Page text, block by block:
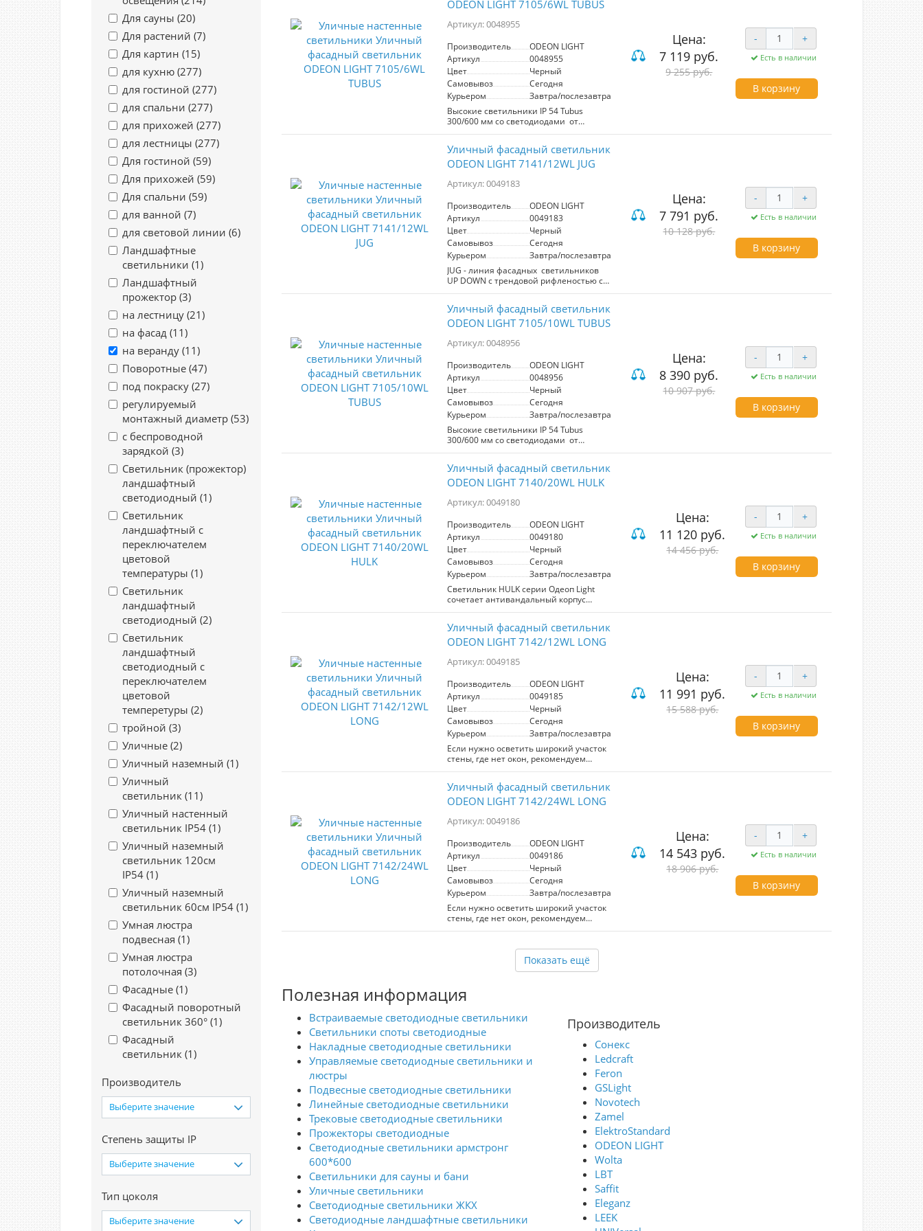
Для сауны (20)
Для растений (7)
Для картин (15)
для кухню (277)
для гостиной (277)
для спальни (277)
для прихожей (277)
для лестницы (277)
Для гостиной (59)
Для прихожей (59)
Для спальни (59)
для ванной (7)
для световой линии (6)
Ландшафтные
светильники (1)
Ландшафтный
прожектор (3)
на лестницу (21)
на фасад (11)
на веранду (11)
Поворотные (47)
под покраску (27)
регулируемый
монтажный диаметр (53)
с беспроводной
зарядкой (3)
Светильник (прожектор)
ландшафтный
светодиодный (1)
Светильник
ландшафтный с
переключателем
цветовой
температуры (1)
Светильник
ландшафтный
светодиодный (2)
Светильник
ландшафтный
светодиодный с
переключателем
цветовой
темперетуры (2)
тройной (3)
Уличные (2)
Уличный наземный (1)
Уличный
светильник (11)
Уличный настенный
светильник IP54 (1)
Уличный наземный
светильник 120см
IP54 (1)
Уличный наземный
светильник 60см IP54 (1)
Умная люстра
подвесная (1)
Умная люстра
потолочная (3)
Фасадные (1)
Фасадный поворотный
светильник 360° (1)
Фасадный
светильник (1)
Производитель
Выберите значение
Степень защиты IP
Выберите значение
Тип цоколя
Выберите значение
устойчивость к внешним
воздействиям. Степень защиты IP65
обеспечивает надежную защиту от
идеальным для использования в
любых погодных условиях.
Ландшафтный светильник FOCUS
станет прекрасным дополнением к
вашему саду, подчеркивая его красоту
и создавая неповторимую атмосферу.
веткой в японском стиле. Если ниша не
крышкой, идущей в комплекте, во
ODEON LIGHT 7105/6WL TUBUS
Артикул: 0048955
Производитель
ODEON LIGHT
Артикул
0048955
Цвет
Черный
Самовывоз
Сегодня
Курьером
Завтра/послезавтра
Высокие светильники IP 54 Tubus
300/600 мм со светодиодами от
Bridgelux осветят вертикально
используются рассеиватели из
высококачественного стекла.
Цена:
7 119 руб.
9 255 руб.
- +
Есть в наличии
В корзину
Уличный фасадный светильник
ODEON LIGHT 7141/12WL JUG
Артикул: 0049183
Производитель
ODEON LIGHT
Артикул
0049183
Цвет
Черный
Самовывоз
Сегодня
Курьером
Завтра/послезавтра
JUG - линия фасадных светильников
UP DOWN с трендовой рифленостью c
IP65 и углом рассеивания 38°.
Цена:
7 791 руб.
10 128 руб.
- +
Есть в наличии
В корзину
Уличный фасадный светильник
ODEON LIGHT 7105/10WL TUBUS
Артикул: 0048956
Производитель
ODEON LIGHT
Артикул
0048956
Цвет
Черный
Самовывоз
Сегодня
Курьером
Завтра/послезавтра
Высокие светильники IP 54 Tubus
300/600 мм со светодиодами от
Bridgelux осветят вертикально
используются рассеиватели из
высококачественного стекла.
Цена:
8 390 руб.
10 907 руб.
- +
Есть в наличии
В корзину
Уличный фасадный светильник
ODEON LIGHT 7140/20WL HULK
Артикул: 0049180
Производитель
ODEON LIGHT
Артикул
0049180
Цвет
Черный
Самовывоз
Сегодня
Курьером
Завтра/послезавтра
Светильник HULK серии Одеоп Light
сочетает антивандальный корпус
повышенной прочности с уникальным
потрясающий эффект объема и
глубины освещения. В основе
LED кристаллы от бренда SMD Edison,
энергоэффективность в общественных
пространствах и зонах с высоким
трафиком.
Цена:
11 120 руб.
14 456 руб.
- +
Есть в наличии
В корзину
Уличный фасадный светильник
ODEON LIGHT 7142/12WL LONG
Артикул: 0049185
Производитель
ODEON LIGHT
Артикул
0049185
Цвет
Черный
Самовывоз
Сегодня
Курьером
Завтра/послезавтра
Если нужно осветить широкий участок
стены, где нет окон, рекомендуем
новые светильники Long с мощными
рассеивания - 60°.
Цена:
11 991 руб.
15 588 руб.
- +
Есть в наличии
В корзину
Уличный фасадный светильник
ODEON LIGHT 7142/24WL LONG
Артикул: 0049186
Производитель
ODEON LIGHT
Артикул
0049186
Цвет
Черный
Самовывоз
Сегодня
Курьером
Завтра/послезавтра
Если нужно осветить широкий участок
стены, где нет окон, рекомендуем
новые светильники Long с мощными
рассеивания - 60°.
Цена:
14 543 руб.
18 906 руб.
- +
Есть в наличии
В корзину
Показать ещё
Полезная информация
Встраиваемые светодиодные светильники
Светильники споты светодиодные
Накладные светодиодные светильники
Управляемые светодиодные светильники и
люстры
Подвесные светодиодные светильники
Линейные светодиодные светильники
Трековые светодиодные светильники
Прожекторы светодиодные
Светодиодные светильники армстронг
600*600
Светильники для сауны и бани
Уличные светильники
Светодиодные светильники ЖКХ
Светодиодные ландшафтные светильники
Производитель
Сонекс
Ledcraft
Feron
GSLight
Novotech
Zamel
ElektroStandard
ODEON LIGHT
Wolta
LBT
Saffit
Eleganz
LEEK